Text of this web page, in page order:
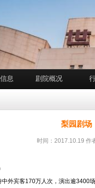
息 剧院概况
梨园剧场
时间：2017.10.19 作
外宾客170万人次，演出逾3400